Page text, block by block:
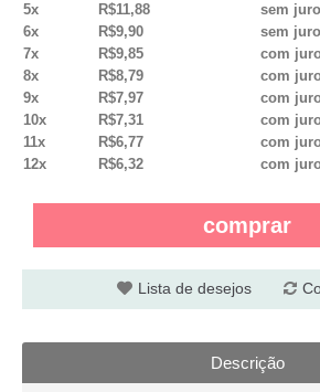
5x
R$11,88
sem
6x
R$9,90
sem
7x
R$9,85
com
8x
R$8,79
com
9x
R$7,97
com
10x
R$7,31
com
11x
R$6,77
com
12x
R$6,32 com
comprar
Lista de desejos
Descrição